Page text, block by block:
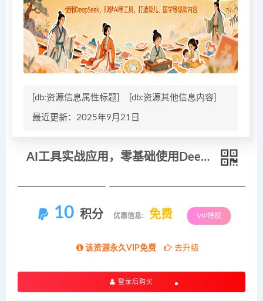
[db:资源信息属性标题] [db:资源其他信息内容]
最近更新：2025年9月21日
AI工具实战应用，零基础使用DeepSeek、即梦AI等打造育儿、国学等可变现的爆款作品
10 积分 优惠信息: 免费 VIP特权
该资源永久VIP免费 去升级
登录后购买